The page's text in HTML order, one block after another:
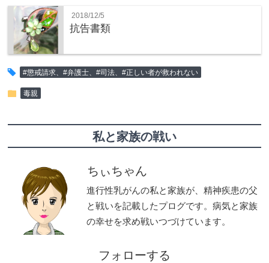
2018/12/5
抗告書類
tag #懲戒請求、#弁護士、#司法、#正しい者が救われない
folder 毒親
私と家族の戦い
ちぃちゃん
進行性乳がんの私と家族が、精神疾患の父
と戦いを記載したプログです。病気と家族
の幸せを求め戦いつづけています。
フォローする